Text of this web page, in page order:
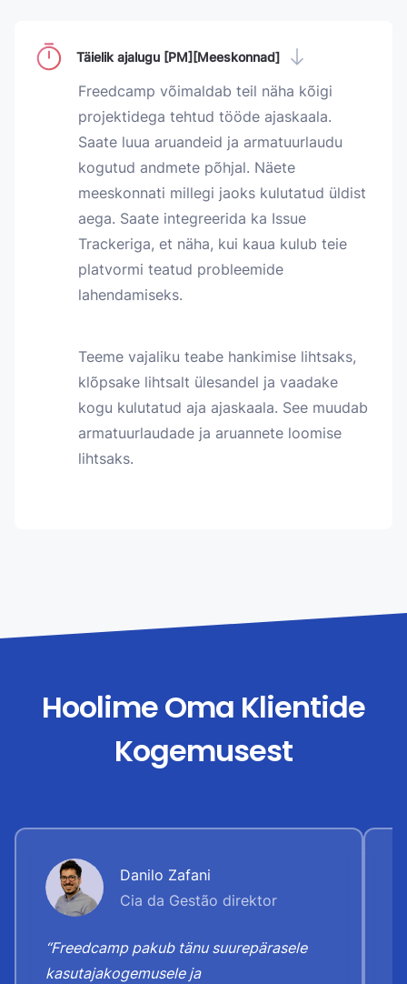
Täielik ajalugu [PM][Meeskonnad]
Freedcamp võimaldab teil näha kõigi
projektidega tehtud tööde ajaskaala.
Saate luua aruandeid ja armatuurlaudu
kogutud andmete põhjal. Näete
meeskonnati millegi jaoks kulutatud üldist
aega. Saate integreerida ka Issue
Trackeriga, et näha, kui kaua kulub teie
platvormi teatud probleemide
lahendamiseks.
Teeme vajaliku teabe hankimise lihtsaks,
klõpsake lihtsalt ülesandel ja vaadake
kogu kulutatud aja ajaskaala. See muudab
armatuurlaudade ja aruannete loomise
lihtsaks.
Hoolime Oma Klientide
Kogemusest
Danilo Zafani
Cia da Gestão direktor
“Freedcamp pakub tänu suurepärasele
kasutajakogemusele ja